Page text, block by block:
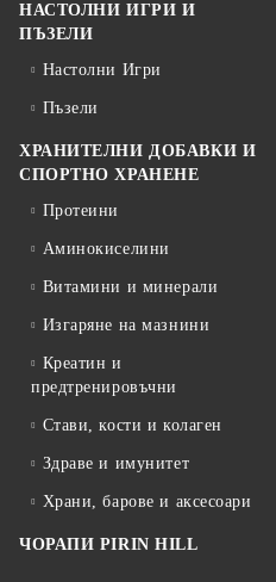
НАСТОЛНИ ИГРИ И
ПЪЗЕЛИ
Настолни Игри
Пъзели
ХРАНИТЕЛНИ ДОБАВКИ И
СПОРТНО ХРАНЕНЕ
Протеини
Аминокиселини
Витамини и минерали
Изгаряне на мазнини
Креатин и
предтренировъчни
Стави, кости и колаген
Здраве и имунитет
Храни, барове и аксесоари
ЧОРАПИ PIRIN HILL